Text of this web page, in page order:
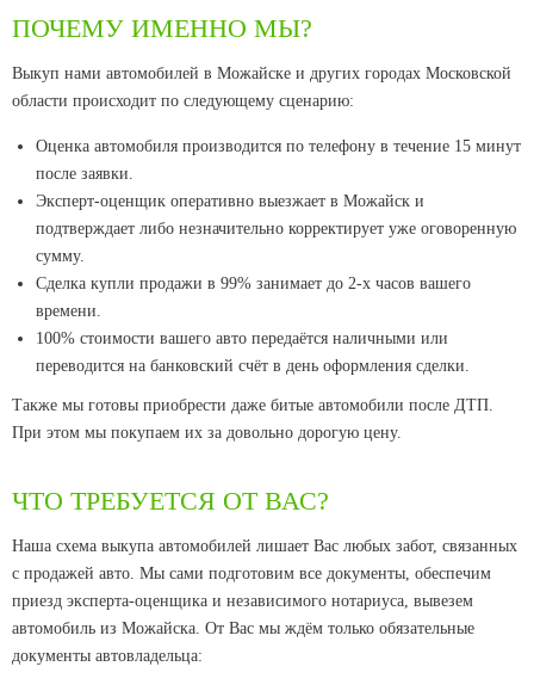
ПОЧЕМУ ИМЕННО МЫ?
Выкуп нами автомобилей в Можайске и других городах Московской
области происходит по следующему сценарию:
Оценка автомобиля производится по телефону в течение 15 минут
после заявки.
Эксперт-оценщик оперативно выезжает в Можайск и
подтверждает либо незначительно корректирует уже оговоренную
сумму.
Сделка купли продажи в 99% занимает до 2-х часов вашего
времени.
100% стоимости вашего авто передаётся наличными или
переводится на банковский счёт в день оформления сделки.
Также мы готовы приобрести даже битые автомобили после ДТП.
При этом мы покупаем их за довольно дорогую цену.
ЧТО ТРЕБУЕТСЯ ОТ ВАС?
Наша схема выкупа автомобилей лишает Вас любых забот, связанных
с продажей авто. Мы сами подготовим все документы, обеспечим
приезд эксперта-оценщика и независимого нотариуса, вывезем
автомобиль из Можайска. От Вас мы ждём только обязательные
документы автовладельца: